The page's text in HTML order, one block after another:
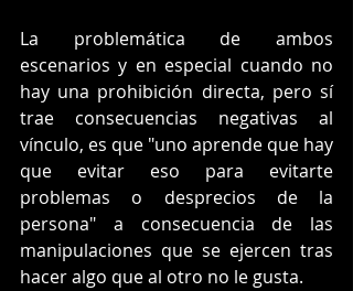
La problemática de ambos
escenarios y en especial cuando no
hay una prohibición directa, pero sí
trae consecuencias negativas al
vínculo, es que "uno aprende que hay
que evitar eso para evitarte
problemas o desprecios de la
persona" a consecuencia de las
manipulaciones que se ejercen tras
hacer algo que al otro no le gusta.